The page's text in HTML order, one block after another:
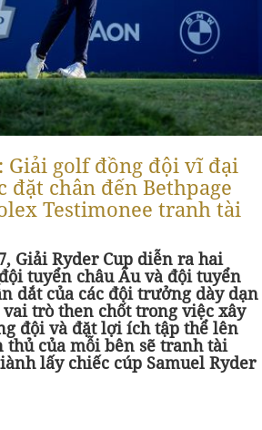
Giải golf đồng đội vĩ đại
chân đến Bethpage
Testimonee tranh tài
Giải Ryder Cup diễn ra hai
tuyển châu Âu và đội tuyển
dắt của các đội trưởng dày dạn
trò then chốt trong việc xây
đội và đặt lợi ích tập thể lên
thủ của mỗi bên sẽ tranh tài
lấy chiếc cúp Samuel Ryder